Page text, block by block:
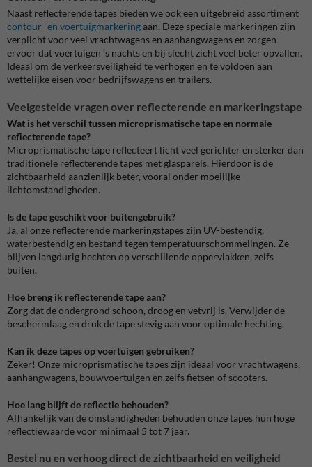
Naast reflecterende tapes bieden we ook een uitgebreid assortiment
contour- en voertuigmarkeringaan. Deze speciale markeringen zijn
verplicht voor veel vrachtwagens en aanhangwagens en zorgen
ervoor dat voertuigen ’s nachts en bij slecht zicht veel beter opvallen.
Ideaal om de verkeersveiligheid te verhogen en te voldoen aan
wettelijke eisen voor bedrijfswagens en trailers.
Veelgestelde vragen over reflecterende en markeringstape
Wat is het verschil tussen microprismatische tape en normale
reflecterende tape?
Microprismatische tape reflecteert licht veel gerichter en sterker dan
traditionele reflecterende tapes met glasparels. Hierdoor is de
zichtbaarheid aanzienlijk beter, vooral onder moeilijke
lichtomstandigheden.
Is de tape geschikt voor buitengebruik?
Ja, al onze reflecterende markeringstapes zijn UV-bestendig,
waterbestendig en bestand tegen temperatuurschommelingen. Ze
blijven langdurig hechten op verschillende oppervlakken, zelfs
buiten.
Hoe breng ik reflecterende tape aan?
Zorg dat de ondergrond schoon, droog en vetvrij is. Verwijder de
beschermlaag en druk de tape stevig aan voor optimale hechting.
Kan ik deze tapes op voertuigen gebruiken?
Zeker! Onze microprismatische tapes zijn ideaal voor vrachtwagens,
aanhangwagens, bouwvoertuigen en zelfs fietsen of scooters.
Hoe lang blijft de reflectie behouden?
Afhankelijk van de omstandigheden behouden onze tapes hun hoge
reflectiewaarde voor minimaal 5 tot 7 jaar.
Bestel nu en verhoog direct de zichtbaarheid en veiligheid